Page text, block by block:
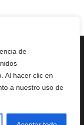
de
Al hacer clic en
a nuestro uso de